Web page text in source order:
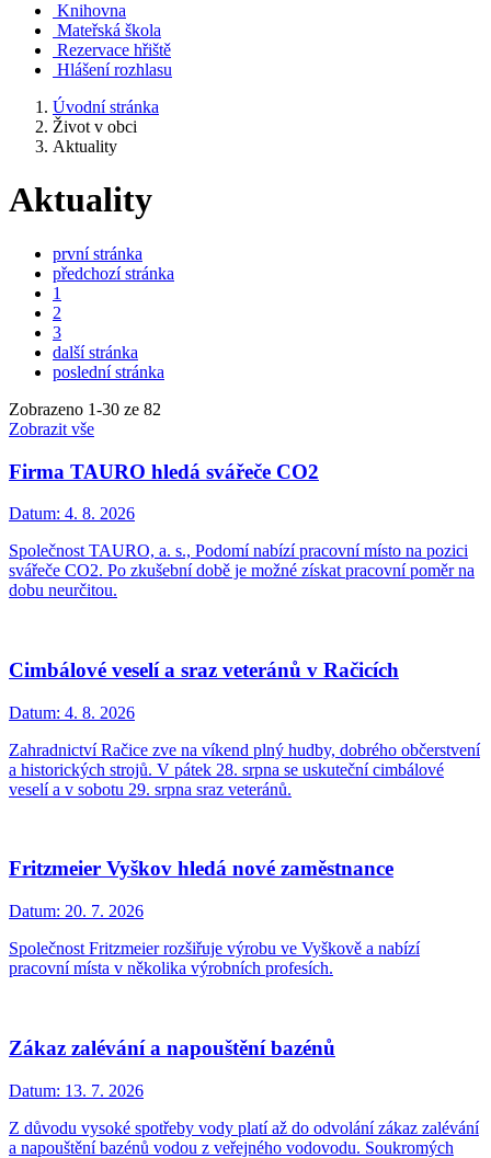
Knihovna
Mateřská škola
Rezervace hřiště
Hlášení rozhlasu
Úvodní stránka
Život v obci
Aktuality
Aktuality
první stránka
předchozí stránka
1
2
3
další stránka
poslední stránka
Zobrazeno 1-30 ze 82
Zobrazit vše
Firma TAURO hledá svářeče CO2
Datum: 4. 8. 2026
Společnost TAURO, a. s., Podomí nabízí pracovní místo na pozici
svářeče CO2. Po zkušební době je možné získat pracovní poměr na
dobu neurčitou.
Cimbálové veselí a sraz veteránů v Račicích
Datum: 4. 8. 2026
Zahradnictví Račice zve na víkend plný hudby, dobrého občerstvení
a historických strojů. V pátek 28. srpna se uskuteční cimbálové
veselí a v sobotu 29. srpna sraz veteránů.
Fritzmeier Vyškov hledá nové zaměstnance
Datum: 20. 7. 2026
Společnost Fritzmeier rozšiřuje výrobu ve Vyškově a nabízí
pracovní místa v několika výrobních profesích.
Zákaz zalévání a napouštění bazénů
Datum: 13. 7. 2026
Z důvodu vysoké spotřeby vody platí až do odvolání zákaz zalévání
a napouštění bazénů vodou z veřejného vodovodu. Soukromých